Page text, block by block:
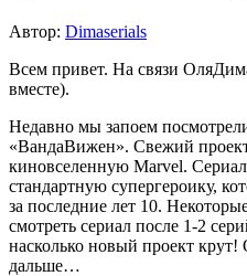
Автор: Dimaserials
Всем привет. На связи
вместе).
Недавно мы запоем
«ВандаВижен». Свежий
киновселенную Marvel.
стандартную супергероику,
за последние лет 10.
смотреть сериал после 1-2
насколько новый проект крут!
дальше…